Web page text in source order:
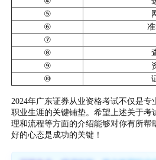
⑤
⑥
⑦
⑧
⑨
⑩
2024年广东证券从业资格考试不仅是
职业生涯的关键铺垫。希望上述关于考
理和流程等方面的介绍能够对你有所帮
好的心态是成功的关键！